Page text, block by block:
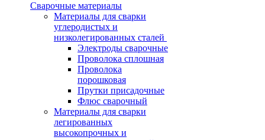
Сварочные материалы
Материалы для сварки
углеродистых и
низколегированных сталей
Электроды сварочные
Проволока сплошная
Проволока
порошковая
Прутки присадочные
Флюс сварочный
Материалы для сварки
легированных
высокопрочных и